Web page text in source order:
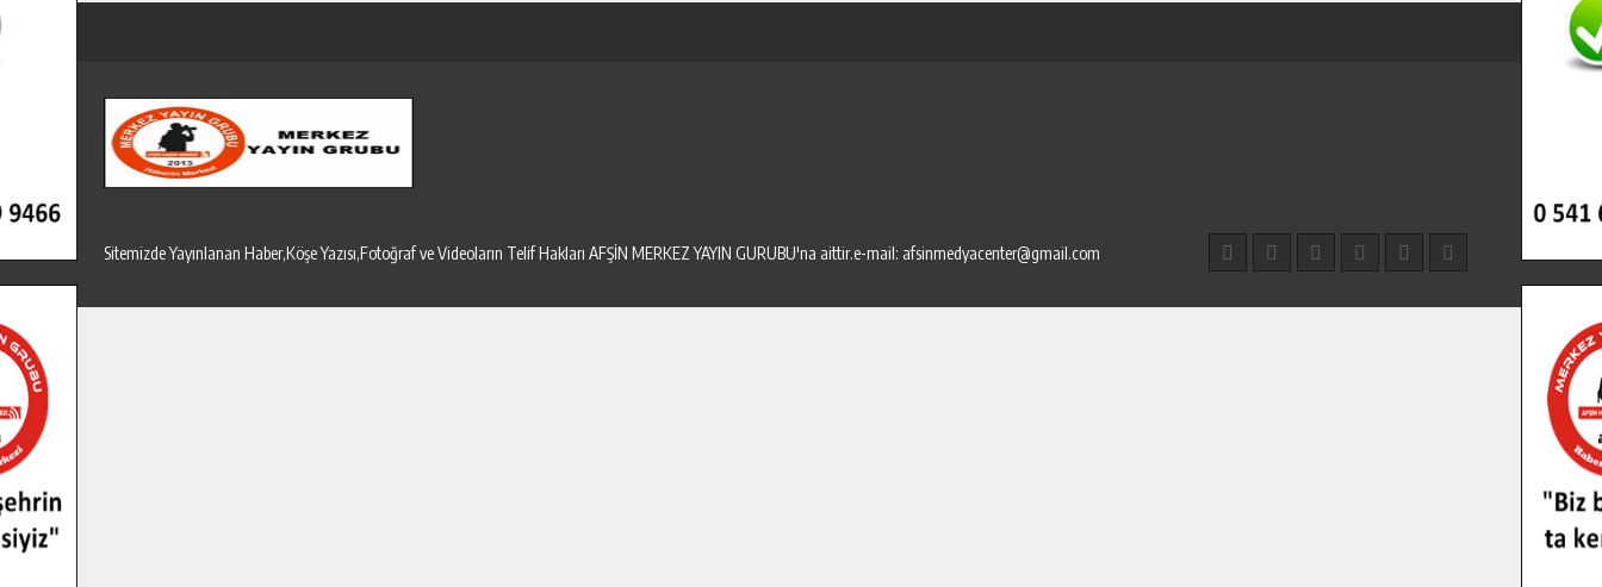
Sitemizde Yayınlanan Haber,Köşe Yazısı,Fotoğraf ve Videoların Telif Hakları AFŞİN MERKEZ YAYIN GURUBU'na aittir.e-mail: afsinmedyacenter@gmail.com